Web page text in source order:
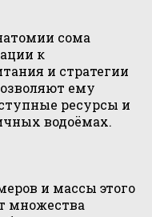
сома
к
и стратегии
ему
ресурсы и
водоёмах.
и массы этого
множества